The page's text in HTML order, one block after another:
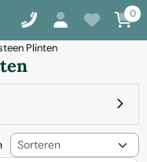
0
Plinten
Sorteermethode